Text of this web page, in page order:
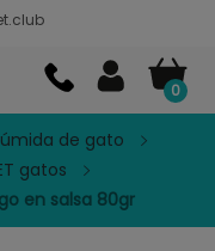
0
de gato
gatos
en salsa 80gr